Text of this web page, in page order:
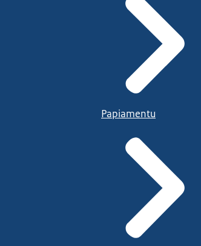
Papiamentu